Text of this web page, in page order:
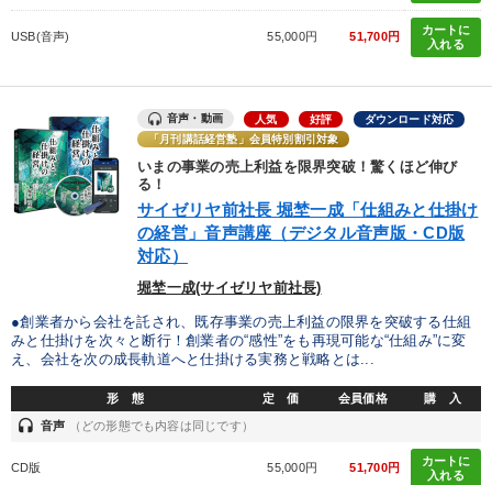
USB(音声) 55,000円 51,700円
カートに
入れる
音声・動画 人気 好評
ダウンロード対応
「月刊講話経営塾」会員特別割引対象
いまの事業の売上利益を限界突破！驚くほど伸び
る！
サイゼリヤ前社長 堀埜一成「仕組みと仕掛け
の経営」音声講座（デジタル音声版・CD版
対応）
堀埜一成(サイゼリヤ前社長)
●創業者から会社を託され、既存事業の売上利益の限界を突破する仕組
みと仕掛けを次々と断行！創業者の“感性”をも再現可能な“仕組み”に変
え、会社を次の成長軌道へと仕掛ける実務と戦略とは...
形 態 定 価 会員価格 購 入
headset 音声 （どの形態でも内容は同じです）
CD版 55,000円 51,700円
カートに
入れる